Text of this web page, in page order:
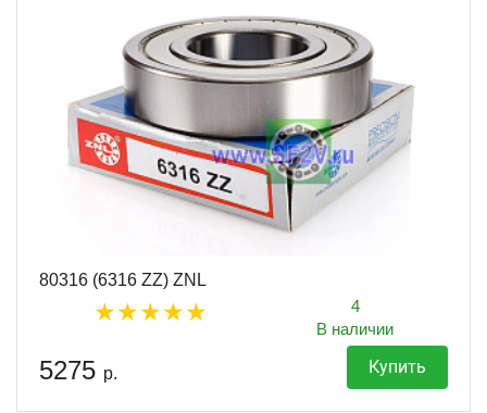
80316 (6316 ZZ) ZNL
4
В наличии
5275 р. Купить